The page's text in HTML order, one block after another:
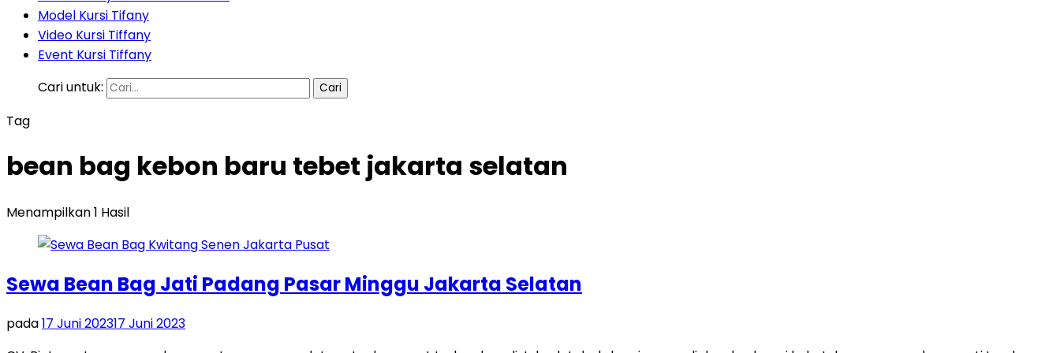
Model Kursi Tifany
Video Kursi Tiffany
Event Kursi Tiffany
Cari untuk:
Tag
bean bag kebon baru tebet jakarta selatan
Menampilkan 1 Hasil
Sewa Bean Bag Jati Padang Pasar Minggu Jakarta Selatan
pada17 Juni 202317 Juni 2023